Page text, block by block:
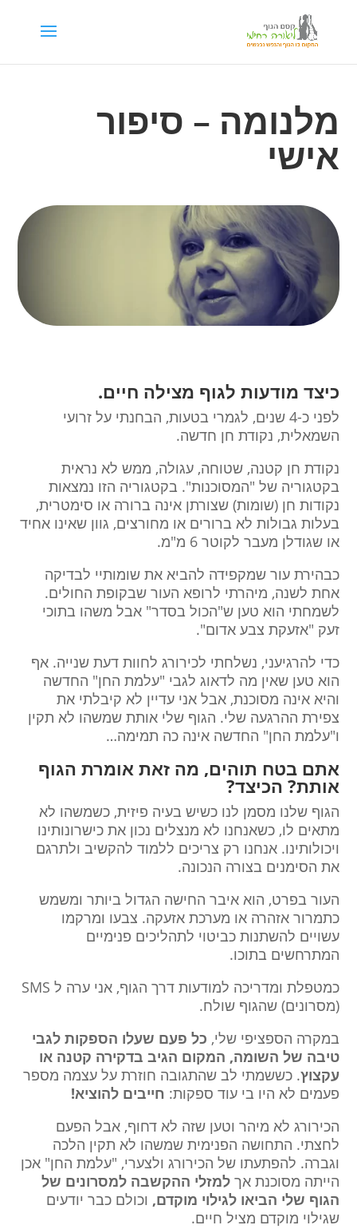
מלנומה – סיפור
אישי
כיצד מודעות לגוף מצילה חיים.
לפני כ-4 שנים, לגמרי בטעות, הבחנתי על זרועי
השמאלית, נקודת חן חדשה.
נקודת חן קטנה, שטוחה, עגולה, ממש לא נראית
בקטגוריה של "המסוכנות". בקטגוריה הזו נמצאות
נקודות חן (שומות) שצורתן אינה ברורה או סימטרית,
בעלות גבולות לא ברורים או מחורצים, גוון שאינו אחיד
או שגודלן מעבר לקוטר 6 מ"מ.
כבהירת עור שמקפידה להביא את שומותיי לבדיקה
אחת לשנה, מיהרתי לרופא העור שבקופת החולים.
לשמחתי הוא טען ש"הכול בסדר" אבל משהו בתוכי
זעק "אזעקת צבע אדום".
כדי להרגיעני, נשלחתי לכירורג לחוות דעת שנייה. אף
הוא טען שאין מה לדאוג לגבי "עלמת החן" החדשה
והיא אינה מסוכנת, אבל אני עדיין לא קיבלתי את
צפירת ההרגעה שלי. הגוף שלי אותת שמשהו לא תקין
ו"עלמת החן" החדשה אינה כה תמימה…
אתם בטח תוהים, מה זאת אומרת הגוף
אותת? הכיצד?
הגוף שלנו מסמן לנו כשיש בעיה פיזית, כשמשהו לא
מתאים לו, כשאנחנו לא מנצלים נכון את כישרונותינו
ויכולותינו. אנחנו רק צריכים ללמוד להקשיב ולתרגם
את הסימנים בצורה הנכונה.
העור בפרט, הוא איבר החישה הגדול ביותר ומשמש
כתמרור אזהרה או מערכת אזעקה. צבעו ומרקמו
עשויים להשתנות כביטוי לתהליכים פנימיים
המתרחשים בתוכו.
כמטפלת ומדריכה למודעות דרך הגוף, אני ערה ל SMS
(מסרונים) שהגוף שולח.
במקרה הספציפי שלי, כל פעם שעלו הספקות לגבי
טיבה של השומה, המקום הגיב בדקירה קטנה או
עקצוץ. כששמתי לב שהתגובה חוזרת על עצמה מספר
פעמים לא היו בי עוד ספקות: חייבים להוציא!
הכירורג לא מיהר וטען שזה לא דחוף, אבל הפעם
לחצתי. התחושה הפנימית שמשהו לא תקין הלכה
וגברה. להפתעתו של הכירורג ולצערי, "עלמת החן" אכן
הייתה מסוכנת אךלמזלי ההקשבה למסרונים של
הגוף שלי הביאו לגילוי מוקדם, וכולם כבר יודעים
שגילוי מוקדם מציל חיים.